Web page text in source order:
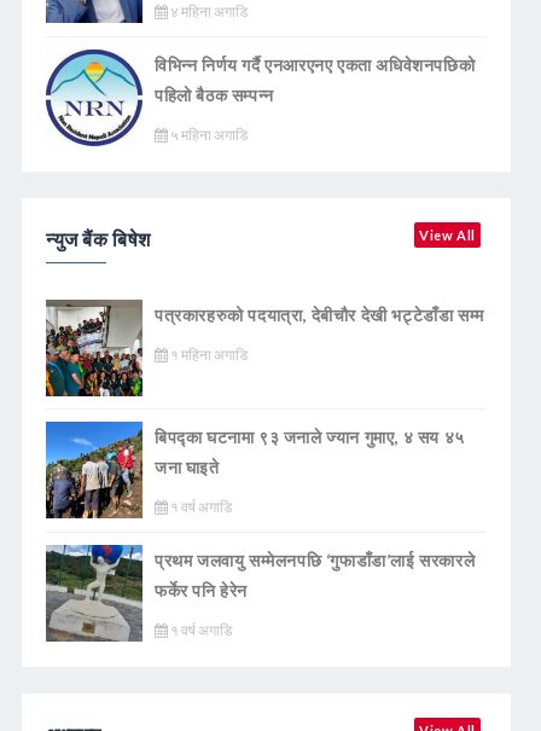
४ महिना अगाडि
विभिन्न निर्णय गर्दै एनआरएनए एकता अधिवेशनपछिको
पहिलो बैठक सम्पन्न
५ महिना अगाडि
न्युज बैंक बिषेश View All
पत्रकारहरुको पदयात्रा, देबीचौर देखी भट्टेडाँडा सम्म
१ महिना अगाडि
बिपद्का घटनामा ९३ जनाले ज्यान गुमाए, ४ सय ४५
जना घाइते
१ वर्ष अगाडि
प्रथम जलवायु सम्मेलनपछि ‘गुफाडाँडा’लाई सरकारले
फर्केर पनि हेरेन
१ वर्ष अगाडि